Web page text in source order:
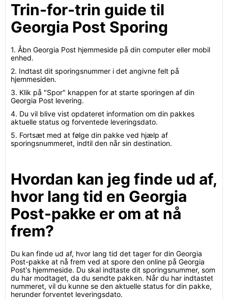
Trin-for-trin guide til
Georgia Post Sporing
1. Åbn Georgia Post hjemmeside på din computer eller mobil
enhed.
2. Indtast dit sporingsnummer i det angivne felt på
hjemmesiden.
3. Klik på "Spor" knappen for at starte sporingen af din
Georgia Post levering.
4. Du vil blive vist opdateret information om din pakkes
aktuelle status og forventede leveringsdato.
5. Fortsæt med at følge din pakke ved hjælp af
sporingsnummeret, indtil den når sin destination.
Hvordan kan jeg finde ud af,
hvor lang tid en Georgia
Post-pakke er om at nå
frem?
Du kan finde ud af, hvor lang tid det tager for din Georgia
Post-pakke at nå frem ved at spore den online på Georgia
Post's hjemmeside. Du skal indtaste dit sporingsnummer, som
du har modtaget, da du sendte pakken. Når du har indtastet
nummeret, vil du kunne se den aktuelle status for din pakke,
herunder forventet leveringsdato.